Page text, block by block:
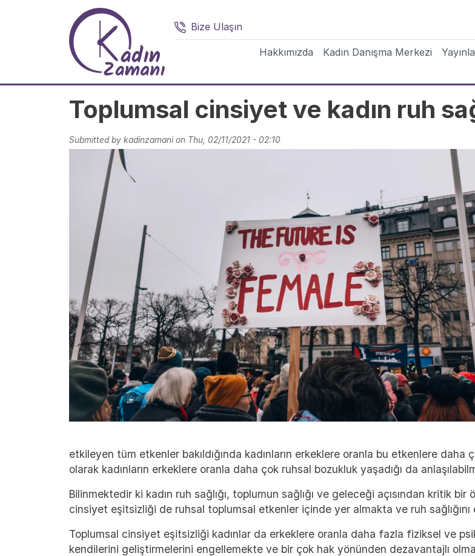
Skip to main content
Bize Ulaşın
Main navigation
Hakkımızda Kadın Danışma Merkezi
Toplumsal cinsiyet ve kadın ruh
Submitted by kadinzamani on Thu, 02/11/2021 - 02:10
etkileyen tüm etkenler bakıldığında kadınların erkeklere oranla bu etkenlere daha
olarak kadınların erkeklere oranla daha çok ruhsal bozukluk yaşadığı da
Bilinmektedir ki kadın ruh sağlığı, toplumun sağlığı ve geleceği açısından kritik bir
cinsiyet eşitsizliği de ruhsal toplumsal etkenler içinde yer almakta ve ruh sağlığını
Toplumsal cinsiyet eşitsizliği kadınlar da erkeklere oranla daha fazla fiziksel ve
kendilerini geliştirmelerini engellemekte ve bir çok hak yönünden dezavantajlı